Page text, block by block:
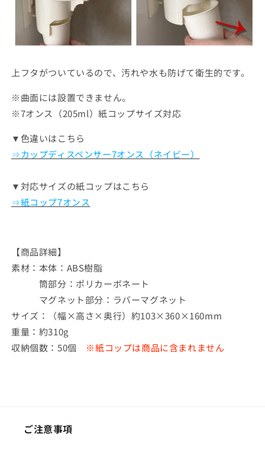
ら
や
上フタがついているので、汚れや水も防げて衛生的です。
※曲面には設置できません。
※7オンス（205ml）紙コップサイズ対応
▼色違いはこちら
⇒カップディスペンサー7オンス（ネイビー）
▼対応サイズの紙コップはこちら
⇒紙コップ7オンス
【商品詳細】
素材： 本体：ABS樹脂
筒部分：ポリカーボネート
マグネット部分：ラバーマグネット
サイズ：（幅×高さ×奥行）約103×360×160mm
重量：約310g
収納個数：50個 ※紙コップは商品に含まれません
ご注意事項